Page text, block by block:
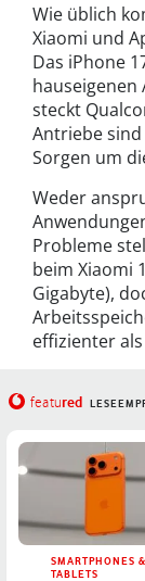
Wie üblich
Xiaomi und
Das iPhone
hauseigenen
steckt
Antriebe
Sorgen um
Weder
Probleme
beim Xiaomi
Gigabyte),
effizienter
featured
SMARTPHONES &
TABLETS